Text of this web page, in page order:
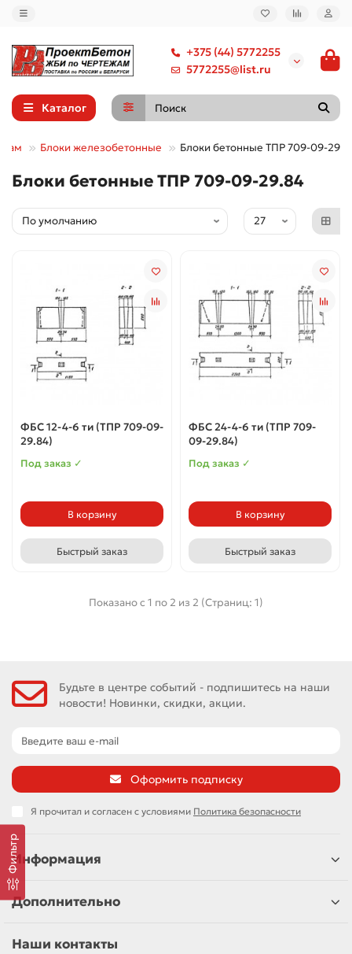
+375 (44) 5772255
5772255@list.ru
Каталог
Блоки железобетонные Блоки бетонные ТПР 709-09-
Блоки бетонные ТПР 709-09-29.84
Фильтр
ФБС 12-4-6 ти (ТПР 709-09-
29.84)
Под заказ ✓
В корзину
Быстрый заказ
ФБС 24-4-6 ти (ТПР 709-
09-29.84)
Под заказ ✓
В корзину
Быстрый заказ
Показано с 1 по 2 из 2 (Страниц: 1)
Будьте в центре событий - подпишитесь на наши
новости! Новинки, скидки, акции.
Оформить подписку
Я прочитал и согласен с условиями Политика безопасности
Информация
Дополнительно
Наши контакты